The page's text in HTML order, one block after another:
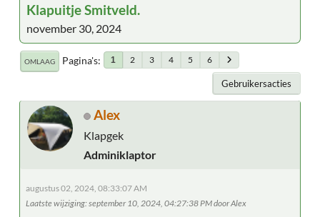
Klapuitje Smitveld.
november 30, 2024
OMLAAG Pagina's 1 2 3 4 5 6
Gebruikersacties
Alex
Klapgek
Adminiklaptor
augustus 02, 2024, 08:33:07 AM
Laatste wijziging: september 10, 2024, 04:27:38 PM door Alex